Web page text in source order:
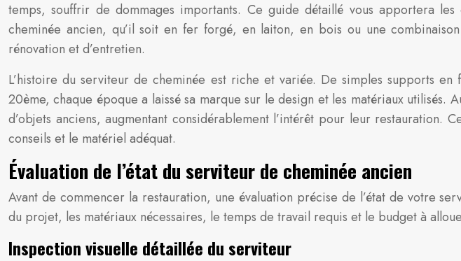
temps, souffrir de dommages importants. Ce guide détaillé vous apportera
cheminée ancien, qu’il soit en fer forgé, en laiton, en bois ou une
rénovation et d’entretien.
L’histoire du serviteur de cheminée est riche et variée. De simples supports
20ème, chaque époque a laissé sa marque sur le design et les matériaux utilisés.
d’objets anciens, augmentant considérablement l’intérêt pour leur
conseils et le matériel adéquat.
Évaluation de l’état du serviteur de cheminée ancien
Avant de commencer la restauration, une évaluation précise de l’état de votre
du projet, les matériaux nécessaires, le temps de travail requis et le budget à
Inspection visuelle détaillée du serviteur